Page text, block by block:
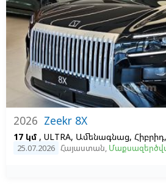
2026 Zeekr 8X
17 կմ , ULTRA, Ամենագնաց,
25.07.2026 Հայաստան,